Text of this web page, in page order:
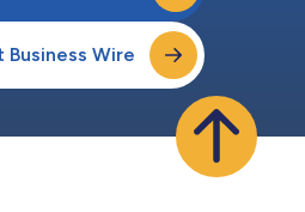
Business Wire